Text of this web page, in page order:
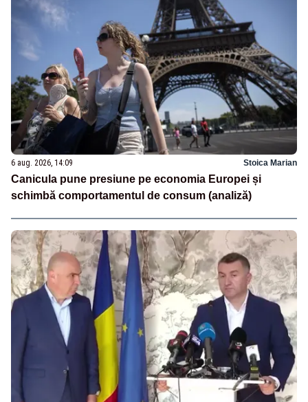
6 aug. 2026, 14:09 Stoica Marian
Canicula pune presiune pe economia Europei și
schimbă comportamentul de consum (analiză)